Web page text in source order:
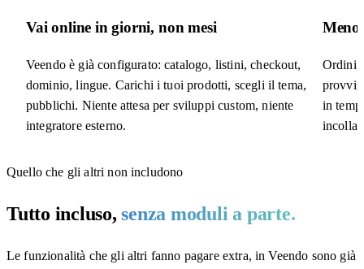
Vai online in giorni, non mesi
Veendo è già configurato: catalogo, listini, checkout,
dominio, lingue. Carichi i tuoi prodotti, scegli il tema,
pubblichi. Niente attesa per sviluppi custom, niente
integratore esterno.
Meno
Ordini,
in
incolla.
Quello che gli altri non includono
Tutto incluso,senza moduli a parte.
Le funzionalità che gli altri fanno pagare extra, in Veendo sono già